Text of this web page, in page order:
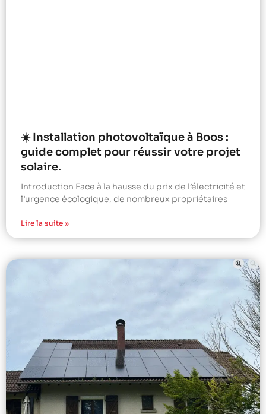
☀️ Installation photovoltaïque à Boos :
guide complet pour réussir votre projet
solaire.
Introduction Face à la hausse du prix de l’électricité et
l’urgence écologique, de nombreux propriétaires
Lire la suite »